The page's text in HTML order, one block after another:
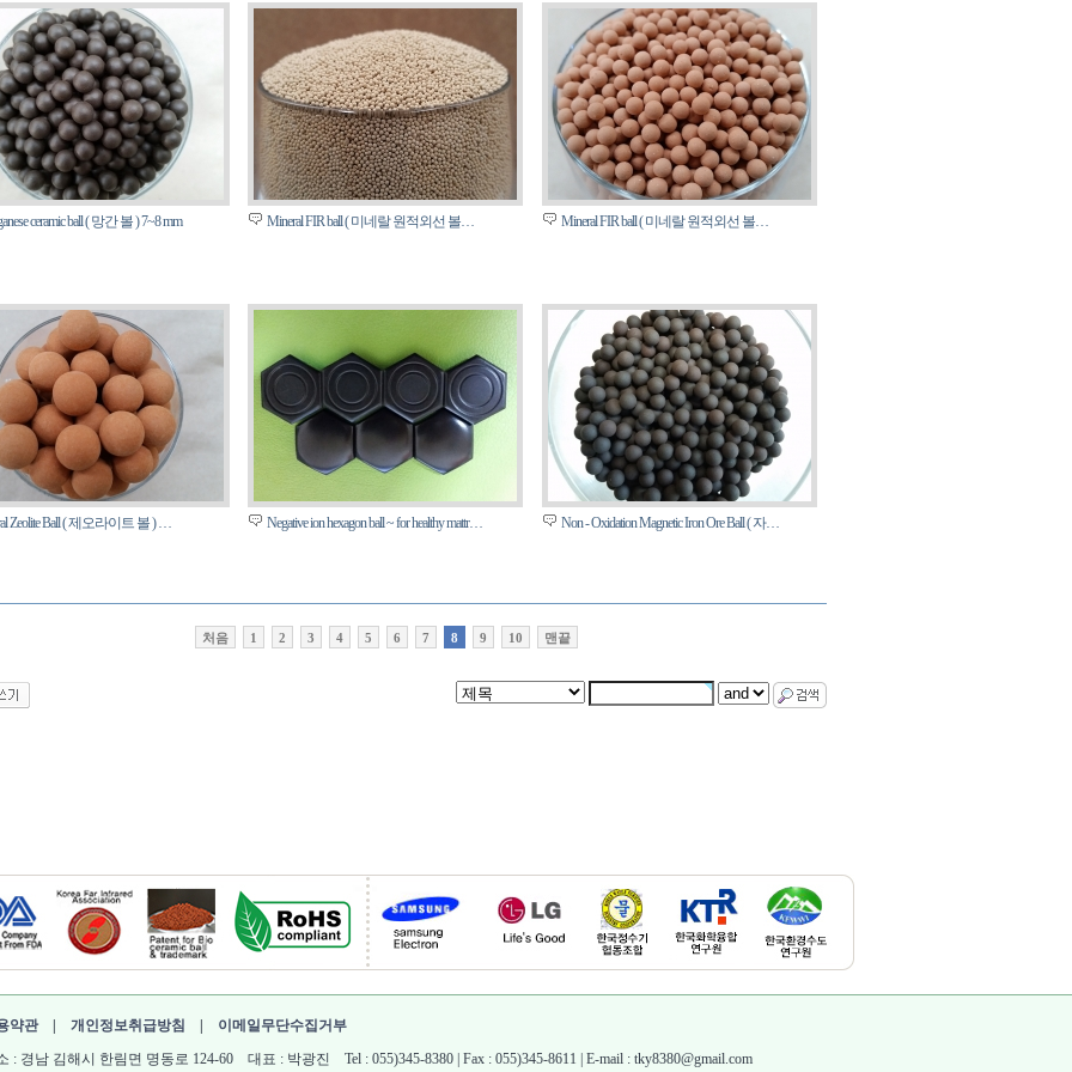
ceramic ball ( 망간 볼 ) 7~8 mm Mineral FIR ball ( 미네랄 원적외선 볼… Mineral FIR ball ( 미네랄 원적외선 볼…
Zeolite Ball ( 제오라이트 볼 ) … Negative ion hexagon ball ~ for healthy mattr… Non - Oxidation Magnetic Iron Ore Ball ( 자…
처음 1 2 3 4 5 6 7 8 9 10 맨끝
약관| 개인정보취급방침
이메일무단수집거부
: 경남 김해시 한림면 명동로 124-60 대표 : 박광진 Tel : 055)345-8380 | Fax : 055)345-8611 | E-mail : tky8380@gmail.com